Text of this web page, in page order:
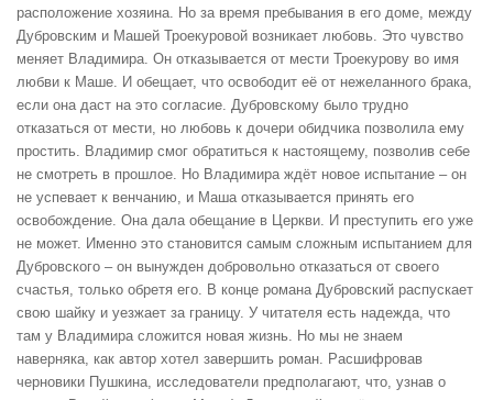
расположение хозяина. Но за время пребывания в его доме, между
Дубровским и Машей Троекуровой возникает любовь. Это чувство
меняет Владимира. Он отказывается от мести Троекурову во имя
любви к Маше. И обещает, что освободит её от нежеланного брака,
если она даст на это согласие. Дубровскому было трудно
отказаться от мести, но любовь к дочери обидчика позволила ему
простить. Владимир смог обратиться к настоящему, позволив себе
не смотреть в прошлое. Но Владимира ждёт новое испытание – он
не успевает к венчанию, и Маша отказывается принять его
освобождение. Она дала обещание в Церкви. И преступить его уже
не может. Именно это становится самым сложным испытанием для
Дубровского – он вынужден добровольно отказаться от своего
счастья, только обретя его. В конце романа Дубровский распускает
свою шайку и уезжает за границу. У читателя есть надежда, что
там у Владимира сложится новая жизнь. Но мы не знаем
наверняка, как автор хотел завершить роман. Расшифровав
черновики Пушкина, исследователи предполагают, что, узнав о